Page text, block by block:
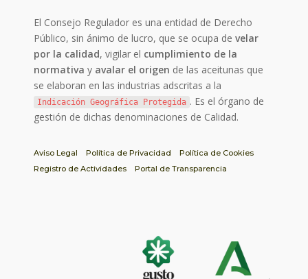
El Consejo Regulador es una entidad de Derecho
Público, sin ánimo de lucro, que se ocupa develar
por la calidad, vigilar el cumplimiento de la
normativa y avalar el origen de las aceitunas que
se elaboran en las industrias adscritas a la
Indicación Geográfica Protegida . Es el órgano de
gestión de dichas denominaciones de Calidad.
Aviso Legal Política de Privacidad
Política de Cookies
Registro de Actividades
Portal de Transparencia